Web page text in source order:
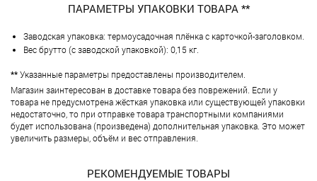
ПАРАМЕТРЫ УПАКОВКИ ТОВАРА **
Заводская упаковка: термоусадочная плёнка с карточкой-заголовком.
Вес брутто (с заводской упаковкой): 0,15 кг.
**Указанные параметры предоставлены производителем.
Магазин заинтересован в доставке товара без поврежений. Если у
товара не предусмотрена жёсткая упаковка или существующей упаковки
недостаточно, то при отправке товара транспортными компаниями
будет использована (произведена) дополнительная упаковка. Это может
увеличить размеры, объём и вес отправления.
РЕКОМЕНДУЕМЫЕ ТОВАРЫ